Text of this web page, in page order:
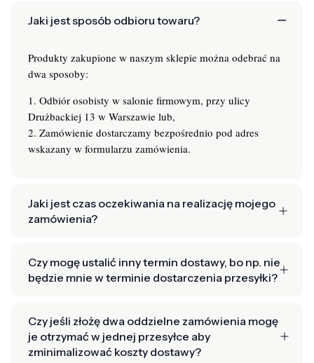
Jaki jest sposób odbioru towaru?
Produkty zakupione w naszym sklepie można odebrać na
dwa sposoby:
1. Odbiór osobisty w salonie firmowym, przy ulicy
Drużbackiej 13 w Warszawie lub,
2. Zamówienie dostarczamy bezpośrednio pod adres
wskazany w formularzu zamówienia.
Jaki jest czas oczekiwania na realizację mojego
zamówienia?
Czy mogę ustalić inny termin dostawy, bo np. nie
będzie mnie w terminie dostarczenia przesyłki?
Czy jeśli złożę dwa oddzielne zamówienia mogę
je otrzymać w jednej przesyłce aby
zminimalizować koszty dostawy?